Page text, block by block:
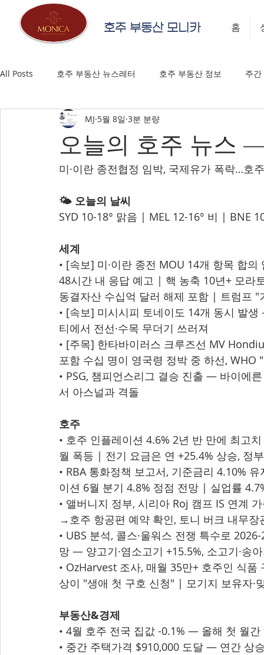
호주 부동산 모니카 홈
All Posts 호주 부동산 뉴스레터 호주 부동산 정보 주
오늘의 호주 뉴스
MJ 5월 8일 3분 분량
미·이란 종전협정 임박, 국제유가 폭락…호
🌤️ 오늘의 날씨
SYD 10-18° 맑음 | MEL 12-16° 비 | BNE
세계
• [속보] 미·이란 종전 MOU 14개 항목 합
48시간 내 응답 예고 | 핵 농축 10년+ 모라
동결자산 수십억 달러 해제 포함 | 트럼프
• [속보] 미시시피 토네이도 14개 동시 발
티에서 전선·수목 무더기 쓰러져
• [주목] 한타바이러스 크루즈선 MV
포함 수십 명이 영국령 정박 중 하선,
• PSG, 챔피언스리그 결승 진출 — 바이에
서 아스널과 격돌
호주
• 호주 인플레이션 4.6% 2년 반 만에 최고
월 폭등 | 전기 요금은 연 +25.4% 상승, 정
• RBA 통화정책 보고서, 기준금리 4.10%
이션 6월 분기 4.8% 정점 전망 | 실업률
• 앨버니지 정부, 시리아 Roj 캠프 IS 연계
→호주 항공편 예약 확인, 토니 버크 내무장
• UBS 분석, 콜스·울워스 전쟁 특수로
망 — 양고기·염소고기 +15.5%, 소고기·송
• OzHarvest 조사, 매월 35만+ 호주인 식
상이 "생애 첫 구호 신청" | 모기지 보유자·
부동산&경제
• 4월 호주 전국 집값 -0.1% — 올해 첫 월
• 중간 주택가격 $910,000 도달 — 연간 상